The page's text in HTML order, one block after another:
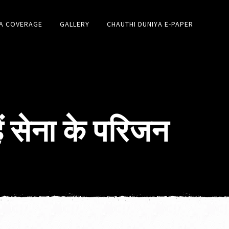
COVERAGE GALLERY CHAUTHI DUNIYA E-PAPER
सेना के परिजन